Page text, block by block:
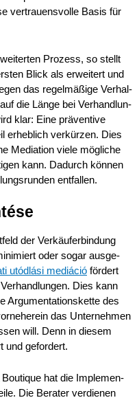
vertrau­ens­vol­le Basis für
Prozess, so stellt
Blick als erwei­tert und
das regel­mä­ßi­ge Verhal­
die Länge bei Verhand­lun­
klar: Eine präven­ti­ve
erheb­lich verkür­zen. Dies
Media­ti­on viele mögli­che
kann. Dadurch können
entfallen.
der Verkäu­fer­bin­dung
oder sogar ausge­
utódlá­si mediá­ció fördert
Dies kann
Argumen­ta­ti­ons­ket­te des
das Unter­neh­men
will. Denn in diesem
und gefordert.
Boutique hat die Imple­men­
Die Berater verdie­nen